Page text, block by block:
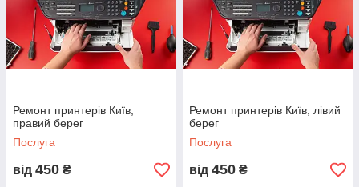
ремонтом (в сервисе)
Діагностика без
подальшого ремонту (в
450
Терміни на ремонт принтерів в Києві
Термін виконання, від
Ремонт принтерів Київ,
правий берег
Послуга
від 450 ₴
Ремонт принтерів Київ, лівий
берег
Послуга
від 450 ₴